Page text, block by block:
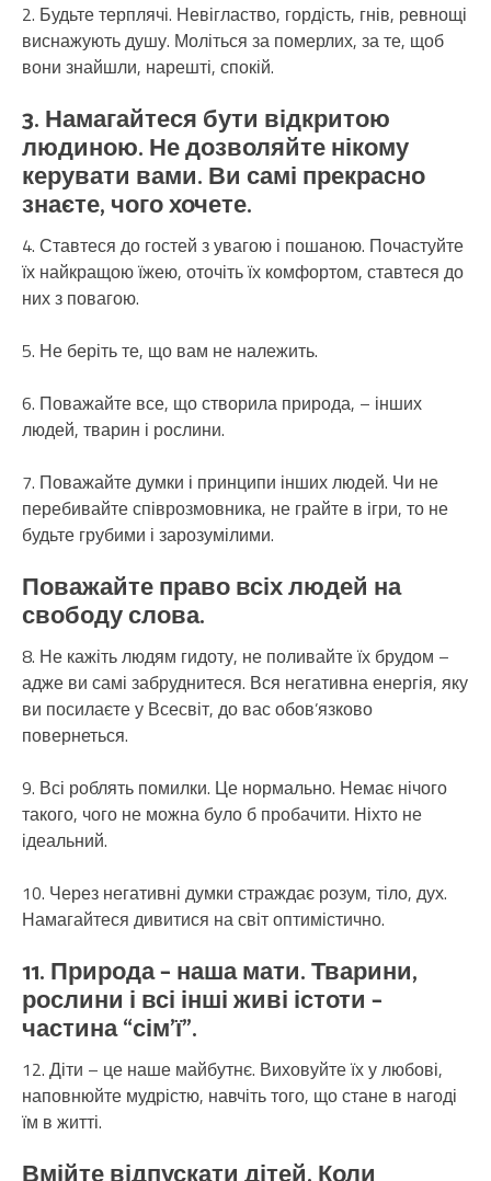
2. Будьте терплячі. Невігластво, гордість, гнів, ревнощі
виснажують душу. Моліться за померлих, за те, щоб
вони знайшли, нарешті, спокій.
3. Намагайтеся бути відкритою
людиною. Не дозволяйте нікому
керувати вами. Ви самі прекрасно
знаєте, чого хочете.
4. Ставтеся до гостей з увагою і пошаною. Почастуйте
їх найкращою їжею, оточіть їх комфортом, ставтеся до
них з повагою.
5. Не беріть те, що вам не належить.
6. Поважайте все, що створила природа, – інших
людей, тварин і рослини.
7. Поважайте думки і принципи інших людей. Чи не
перебивайте співрозмовника, не грайте в ігри, то не
будьте грубими і зарозумілими.
Поважайте право всіх людей на
свободу слова.
8. Не кажіть людям гидоту, не поливайте їх брудом –
адже ви самі забруднитеся. Вся негативна енергія, яку
ви посилаєте у Всесвіт, до вас обов’язково
повернеться.
9. Всі роблять помилки. Це нормально. Немає нічого
такого, чого не можна було б пробачити. Ніхто не
ідеальний.
10. Через негативні думки страждає розум, тіло, дух.
Намагайтеся дивитися на світ оптимістично.
11. Природа – наша мати. Тварини,
рослини і всі інші живі істоти –
частина “сім’ї”.
12. Діти – це наше майбутнє. Виховуйте їх у любові,
наповнюйте мудрістю, навчіть того, що стане в нагоді
їм в житті.